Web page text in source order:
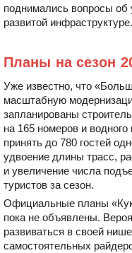
поднимались вопросы об
развитой инфраструктуре.
Планы на сезон
Уже известно, что
масштабную
запланированы
на 165 номеров и
принять до 780 гостей
удвоение длины трасс,
и увеличение числа
туристов за сезон.
Официальные планы
пока не объявлены.
развиваться в своей
самостоятельных